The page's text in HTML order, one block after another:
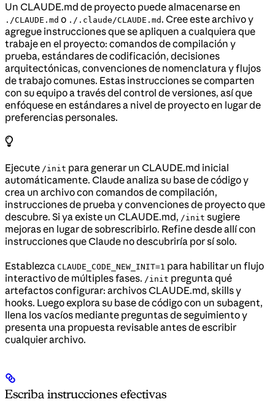
Un CLAUDE.md de proyecto puede almacenarse en
./CLAUDE.md o ./.claude/CLAUDE.md . Cree este archivo y
agregue instrucciones que se apliquen a cualquiera que
trabaje en el proyecto: comandos de compilación y
prueba, estándares de codificación, decisiones
arquitectónicas, convenciones de nomenclatura y flujos
de trabajo comunes. Estas instrucciones se comparten
con su equipo a través del control de versiones, así que
enfóquese en estándares a nivel de proyecto en lugar de
preferencias personales.
Ejecute /init para generar un CLAUDE.md inicial
automáticamente. Claude analiza su base de código y
crea un archivo con comandos de compilación,
instrucciones de prueba y convenciones de proyecto que
descubre. Si ya existe un CLAUDE.md, /init sugiere
mejoras en lugar de sobrescribirlo. Refine desde allí con
instrucciones que Claude no descubriría por sí solo.
Establezca CLAUDE_CODE_NEW_INIT=1 para habilitar un flujo
interactivo de múltiples fases. /init pregunta qué
artefactos configurar: archivos CLAUDE.md, skills y
hooks. Luego explora su base de código con un subagent,
llena los vacíos mediante preguntas de seguimiento y
presenta una propuesta revisable antes de escribir
cualquier archivo.
Escriba instrucciones efectivas